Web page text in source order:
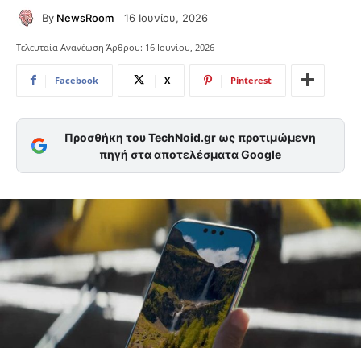
By NewsRoom 16 Ιουνίου, 2026
Τελευταία Ανανέωση Άρθρου: 16 Ιουνίου, 2026
Facebook X Pinterest
Προσθήκη του TechNoid.gr ως προτιμώμενη
πηγή στα αποτελέσματα Google